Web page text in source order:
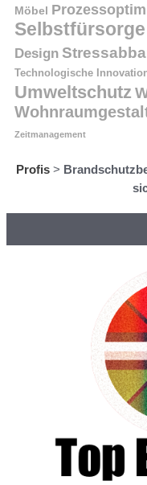
Möbel
Selbstfürsorge
Design
Technologische
Umweltschutz
Zeitmanagement
Profis >